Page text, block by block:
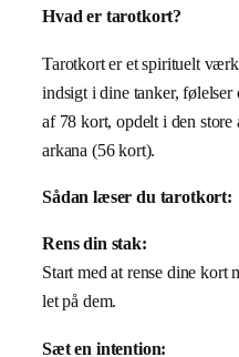
Hvad er tarotkort?
Tarotkort er et spirituelt
indsigt i dine tanker,
af 78 kort, opdelt i den
arkana (56 kort).
Sådan læser du tarotkort:
Rens din stak:
Start med at rense dine kort
let på dem.
Sæt en intention: